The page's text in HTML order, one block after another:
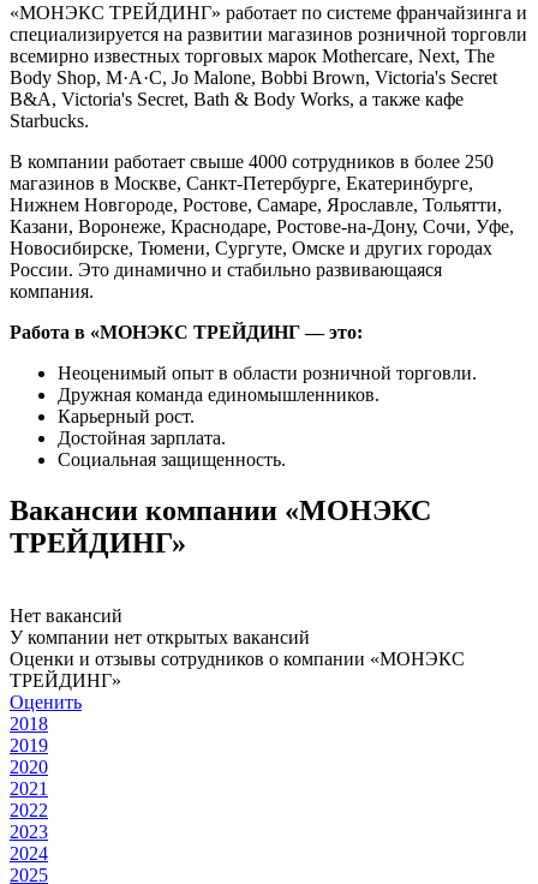
«МОНЭКС ТРЕЙДИНГ» работает по системе франчайзинга и
специализируется на развитии магазинов розничной торговли
всемирно известных торговых марок Mothercare, Next, The
Body Shop, M·A·C, Jo Malone, Bobbi Brown, Victoria's Secret
B&A, Victoria's Secret, Bath & Body Works, а также кафе
Starbucks.
В компании работает свыше 4000 сотрудников в более 250
магазинов в Москве, Санкт-Петербурге, Екатеринбурге,
Нижнем Новгороде, Ростове, Самаре, Ярославле, Тольятти,
Казани, Воронеже, Краснодаре, Ростове-на-Дону, Сочи, Уфе,
Новосибирске, Тюмени, Сургуте, Омске и других городах
России. Это динамично и стабильно развивающаяся
компания.
Работа в «МОНЭКС ТРЕЙДИНГ — это:
Неоценимый опыт в области розничной торговли.
Дружная команда единомышленников.
Карьерный рост.
Достойная зарплата.
Социальная защищенность.
Вакансии компании «МОНЭКС
ТРЕЙДИНГ»
Нет вакансий
У компании нет открытых вакансий
Оценки и отзывы сотрудников о компании «МОНЭКС
ТРЕЙДИНГ»
Оценить
2018
2019
2020
2021
2022
2023
2024
2025